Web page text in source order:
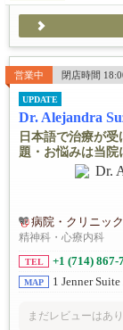
営業中 閉店時間
UPDATE
Dr. Alejandra
日本語で治療が
題・お悩みは当院
病院・クリニック
精神科・心療内科
TEL +1 (714) 867-
MAP 1 Jenner
まだレビューはあり